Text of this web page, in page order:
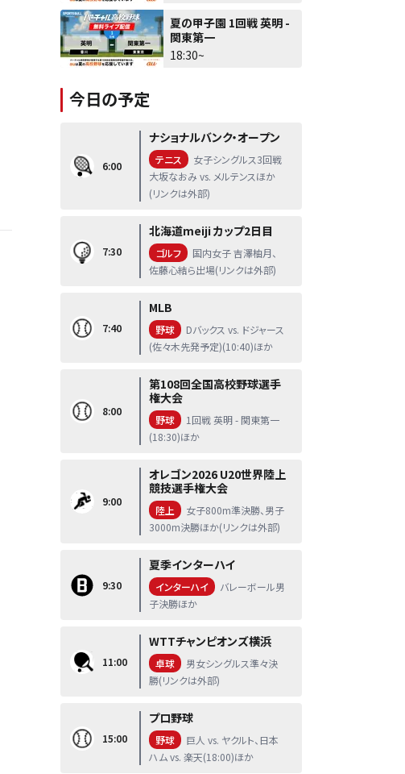
夏の甲子園 1回戦 英明 -
関東第一
18:30~
今日の予定
6:00
ナショナルバンク・オープン
テニス
女子シングルス3回戦
大坂なおみ vs. メルテンスほか
(リンクは外部)
7:30
北海道meiji カップ2日目
ゴルフ
国内女子 吉澤柚月、
佐藤心結ら出場(リンクは外部)
7:40
MLB
野球
Dバックス vs. ドジャース
(佐々木先発予定)(10:40)ほか
8:00
第108回全国高校野球選手
権大会
野球
1回戦 英明 - 関東第一
(18:30)ほか
9:00
オレゴン2026 U20世界陸上
競技選手権大会
陸上
女子800m準決勝、男子
3000m決勝ほか(リンクは外部)
9:30
夏季インターハイ
インターハイ
バレーボール男
子決勝ほか
11:00
WTTチャンピオンズ横浜
卓球
男女シングルス準々決
勝(リンクは外部)
15:00
プロ野球
野球
巨人 vs. ヤクルト、日本
ハム vs. 楽天(18:00)ほか